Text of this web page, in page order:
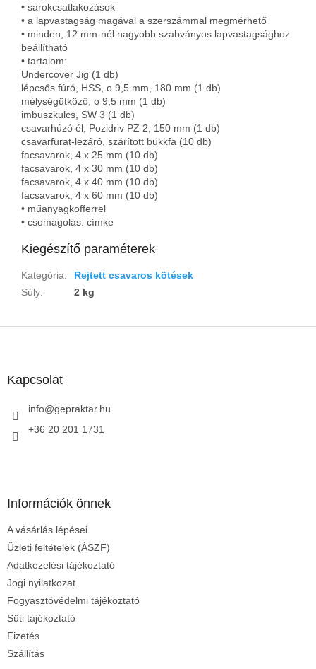
• sarokcsatlakozások
• a lapvastagság magával a szerszámmal megmérhető
• minden, 12 mm-nél nagyobb szabványos lapvastagsághoz
beállítható
• tartalom:
Undercover Jig (1 db)
lépcsős fúró, HSS, o 9,5 mm, 180 mm (1 db)
mélységütköző, o 9,5 mm (1 db)
imbuszkulcs, SW 3 (1 db)
csavarhúzó él, Pozidriv PZ 2, 150 mm (1 db)
csavarfurat-lezáró, szárított bükkfa (10 db)
facsavarok, 4 x 25 mm (10 db)
facsavarok, 4 x 30 mm (10 db)
facsavarok, 4 x 40 mm (10 db)
facsavarok, 4 x 60 mm (10 db)
• műanyagkofferrel
• csomagolás: címke
Kiegészítő paraméterek
Kategória:
Rejtett csavaros kötések
Súly: 2 kg
Kapcsolat
info@gepraktar.hu
+36 20 201 1731
Információk önnek
A vásárlás lépései
Üzleti feltételek (ÁSZF)
Adatkezelési tájékoztató
Jogi nyilatkozat
Fogyasztóvédelmi tájékoztató
Süti tájékoztató
Fizetés
Szállítás